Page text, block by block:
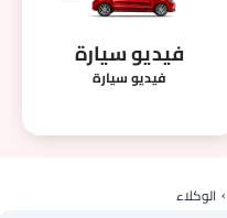
فيديو سيارة
فيديو سيارة
الوكلاء